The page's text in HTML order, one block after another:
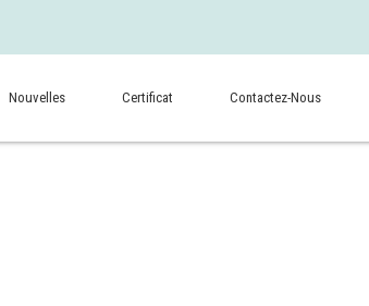
Nouvelles Certificat Contactez-Nous